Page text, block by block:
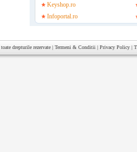
Keyshop.ro
Infoportal.ro
toate drepturile rezervate | Termeni & Conditii | Privacy Policy |